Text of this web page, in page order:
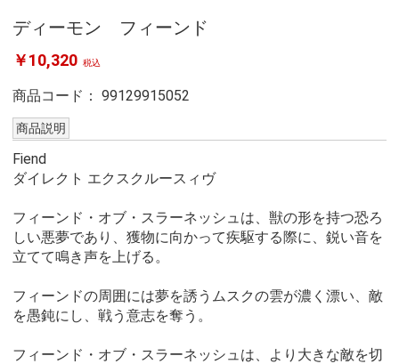
ディーモン フィーンド
￥10,320 税込
商品コード： 99129915052
商品説明
Fiend
ダイレクト エクスクルースィヴ
フィーンド・オブ・スラーネッシュは、獣の形を持つ恐ろ
しい悪夢であり、獲物に向かって疾駆する際に、鋭い音を
立てて鳴き声を上げる。
フィーンドの周囲には夢を誘うムスクの雲が濃く漂い、敵
を愚鈍にし、戦う意志を奪う。
フィーンド・オブ・スラーネッシュは、より大きな敵を切